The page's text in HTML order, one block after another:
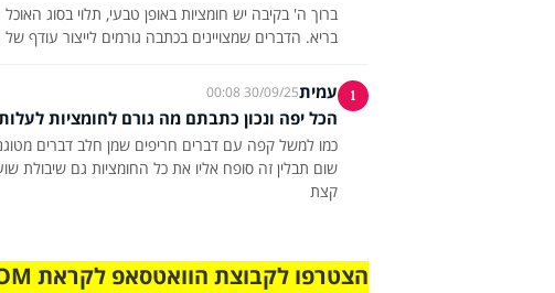
ברוך ה' בקיבה יש חומציות באופן טבעי, תלוי בסוג
בריא. הדברים שמצויינים בכתבה גורמים לייצור עודף של
1 עמית30/09/25 00:08
הכל יפה ונכון כתבתם מה גורם לחומציות
כמו למשל קפה עם דברים חריפים שמן חלב דברים
שום תבלין זה סופח אליו את כל החומציות גם שיבולת
קצת